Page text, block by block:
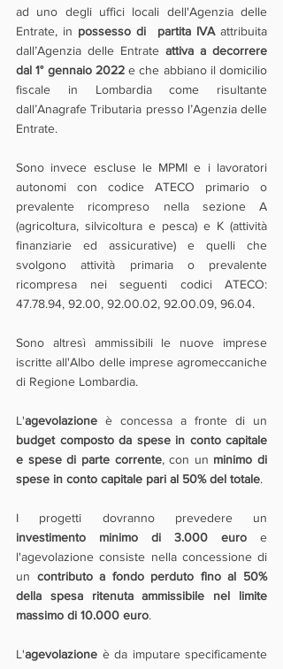
ad uno degli uffici locali dell'Agenzia delle
Entrate, in possesso di  partita IVA attribuita
dall’Agenzia delle Entrate attiva a decorrere
dal 1° gennaio 2022 e che abbiano il domicilio
fiscale in Lombardia come risultante
dall’Anagrafe Tributaria presso l’Agenzia delle
Entrate.
Sono invece escluse le MPMI e i lavoratori
autonomi con codice ATECO primario o
prevalente ricompreso nella sezione A
(agricoltura, silvicoltura e pesca) e K (attività
finanziarie ed assicurative) e quelli che
svolgono attività primaria o prevalente
ricompresa nei seguenti codici ATECO:
47.78.94, 92.00, 92.00.02, 92.00.09, 96.04.
Sono altresì ammissibili le nuove imprese
iscritte all'Albo delle imprese agromeccaniche
di Regione Lombardia.
L'agevolazione
budget composto da spese in conto capitale
e spese di parte corrente, con un minimo di
spese in conto capitale pari al 50% del totale.
investimento minimo di 3.000 euro e
l'agevolazione consiste nella concessione di
un contributo a fondo perduto fino al 50%
della spesa ritenuta ammissibile nel limite
massimo di 10.000 euro.
L'agevolazione